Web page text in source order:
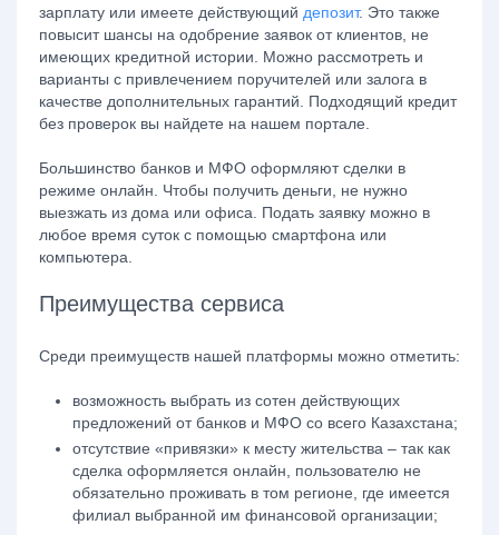
зарплату или имеете действующий депозит. Это также
повысит шансы на одобрение заявок от клиентов, не
имеющих кредитной истории. Можно рассмотреть и
варианты с привлечением поручителей или залога в
качестве дополнительных гарантий. Подходящий кредит
без проверок вы найдете на нашем портале.
Большинство банков и МФО оформляют сделки в
режиме онлайн. Чтобы получить деньги, не нужно
выезжать из дома или офиса. Подать заявку можно в
любое время суток с помощью смартфона или
компьютера.
Преимущества сервиса
Среди преимуществ нашей платформы можно отметить:
возможность выбрать из сотен действующих
предложений от банков и МФО со всего Казахстана;
отсутствие «привязки» к месту жительства – так как
сделка оформляется онлайн, пользователю не
обязательно проживать в том регионе, где имеется
филиал выбранной им финансовой организации;